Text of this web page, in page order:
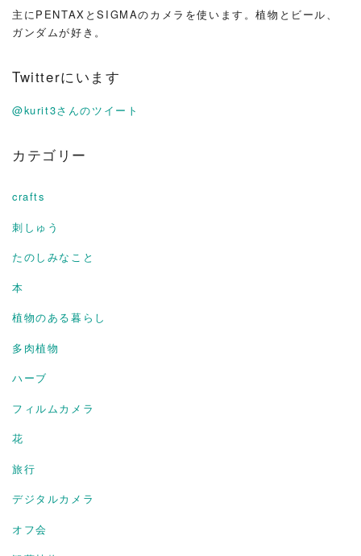
主にPENTAXとSIGMAのカメラを使います。植物とビール、
ガンダムが好き。
Twitterにいます
@kurit3さんのツイート
カテゴリー
crafts
刺しゅう
たのしみなこと
本
植物のある暮らし
多肉植物
ハーブ
フィルムカメラ
花
旅行
デジタルカメラ
オフ会